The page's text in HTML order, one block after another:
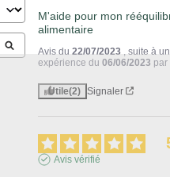
M'aide pour mon
alimentaire
Avis du22/07/2023
, suite à
expérience du06/06/2023 par
Utile(2) Signaler
Avis vérifié